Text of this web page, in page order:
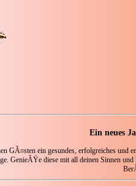
Ein neues
GÃ¤sten ein gesundes, erfolgreiches und
GenieÃŸe diese mit all deinen Sinnen